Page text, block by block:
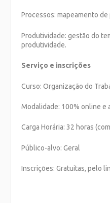
Processos: mapeamento
Produtividade: gestão do
produtividade.
Serviço e inscrições
Curso: Organização do
Modalidade: 100% online e
Carga Horária: 32 horas
Público-alvo: Geral
Inscrições: Gratuitas, pelo